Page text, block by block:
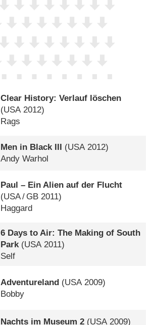
Clear History: Verlauf löschen
(USA 2012)
Rags
Men in Black III (USA2012)
Andy Warhol
Paul – Ein Alien auf der Flucht
(USA/ GB 2011)
Haggard
6 Days to Air: The Making of South
Park (USA 2011)
Self
Adventureland (USA 2009)
Bobby
Nachts im Museum 2 (USA 2009)